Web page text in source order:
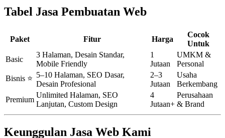
Tabel Jasa Pembuatan Web
Paket Fitur Harga
Cocok
Untuk
Basic
3 Halaman, Desain Standar,
Mobile Friendly
1
Jutaan
UMKM &
Personal
Bisnis ⭐ 5–10 Halaman, SEO Dasar,
Desain Profesional
2–3
Jutaan
Usaha
Berkembang
Premium
Unlimited Halaman, SEO
Lanjutan, Custom Design
4
Jutaan+
Perusahaan
& Brand
Keunggulan Jasa Web Kami